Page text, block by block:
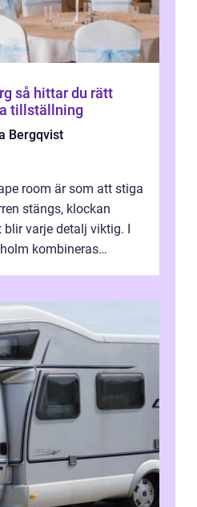
tillställning
Bergqvist
room är som att stiga
stängs, klockan
varje detalj viktig. I
kombineras